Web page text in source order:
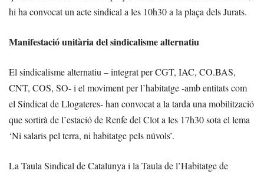
hi ha convocat un acte sindical a les 10h30 a la plaça dels Jurats.
Manifestació unitària del sindicalisme alternatiu
El sindicalisme alternatiu – integrat per CGT, IAC, CO.BAS,
CNT, COS, SO- i el moviment per l’habitatge -amb entitats com
el Sindicat de Llogateres- han convocat a la tarda una mobilització
que sortirà de l’estació de Renfe del Clot a les 17h30 sota el lema
‘Ni salaris pel terra, ni habitatge pels núvols’.
La Taula Sindical de Catalunya i la Taula de l’Habitatge de